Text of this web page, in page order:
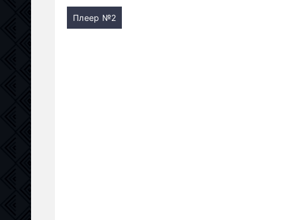
Плеер №2